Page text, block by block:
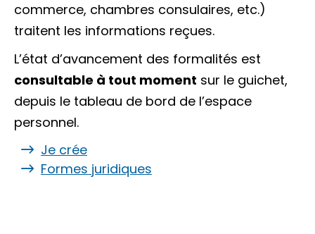
commerce, chambres consulaires, etc.)
traitent les informations reçues.
L’état d’avancement des formalités est
consultable à tout moment sur le guichet,
depuis le tableau de bord de l’espace
personnel.
Je crée
Formes juridiques